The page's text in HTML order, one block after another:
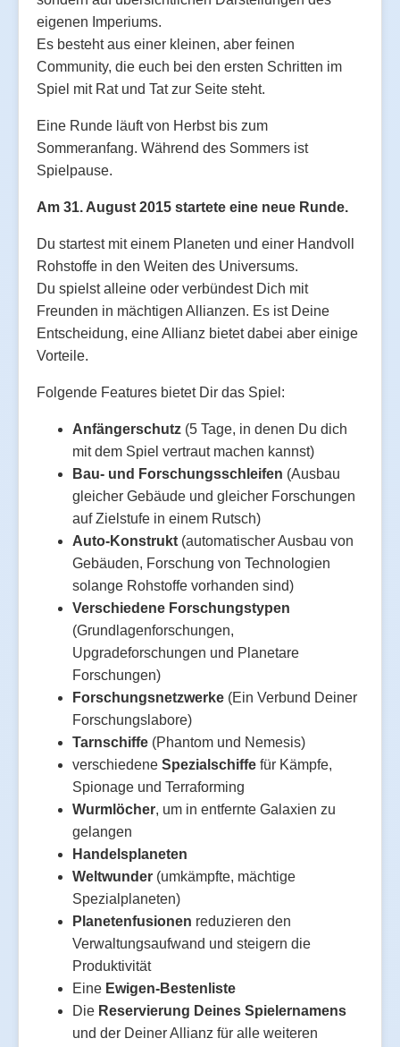
eigenen Imperiums.
Es besteht aus einer kleinen, aber feinen
Community, die euch bei den ersten Schritten im
Spiel mit Rat und Tat zur Seite steht.
Eine Runde läuft von Herbst bis zum
Sommeranfang. Während des Sommers ist
Spielpause.
Am 31. August 2015 startete eine neue Runde.
Du startest mit einem Planeten und einer Handvoll
Rohstoffe in den Weiten des Universums.
Du spielst alleine oder verbündest Dich mit
Freunden in mächtigen Allianzen. Es ist Deine
Entscheidung, eine Allianz bietet dabei aber einige
Vorteile.
Folgende Features bietet Dir das Spiel:
Anfängerschutz (5 Tage, in denen Du dich
mit dem Spiel vertraut machen kannst)
Bau- und Forschungsschleifen (Ausbau
gleicher Gebäude und gleicher Forschungen
auf Zielstufe in einem Rutsch)
Auto-Konstrukt (automatischer Ausbau von
Gebäuden, Forschung von Technologien
solange Rohstoffe vorhanden sind)
Verschiedene Forschungstypen
(Grundlagenforschungen,
Upgradeforschungen und Planetare
Forschungen)
Forschungsnetzwerke (Ein Verbund Deiner
Forschungslabore)
Tarnschiffe (Phantom und Nemesis)
verschiedene Spezialschiffe für Kämpfe,
Spionage und Terraforming
Wurmlöcher, um in entfernte Galaxien zu
gelangen
Handelsplaneten
Weltwunder (umkämpfte, mächtige
Spezialplaneten)
Planetenfusionen reduzieren den
Verwaltungsaufwand und steigern die
Produktivität
Eine Ewigen-Bestenliste
Die Reservierung Deines Spielernamens
und der Deiner Allianz für alle weiteren